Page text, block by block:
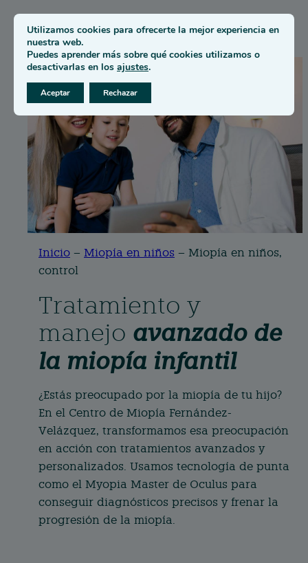
Inicio – Miopía en niños – Miopía en niños,
control
Tratamiento y
manejo avanzado de
la miopía infantil
¿Estás preocupado por la miopía de tu hijo?
En el Centro de Miopía Fernández-
Velázquez, transformamos esa preocupación
en acción con tratamientos avanzados y
personalizados. Usamos tecnología de punta
como el Myopia Master de Oculus para
conseguir diagnósticos precisos y frenar la
progresión de la miopía.
Utilizamos cookies para ofrecerte la mejor experiencia en
nuestra web.
Puedes aprender más sobre qué cookies utilizamos o
desactivarlas en los ajustes.
Aceptar Rechazar